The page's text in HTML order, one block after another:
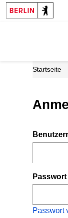
Startseite
Passwort